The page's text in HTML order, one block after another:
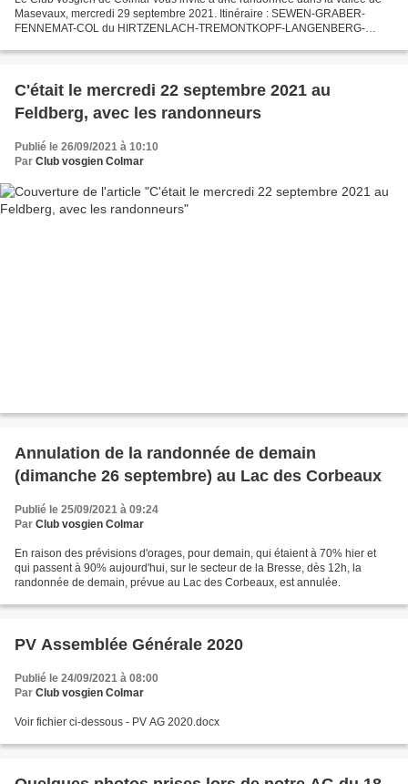
Masevaux, mercredi 29 septembre 2021. Itinéraire : SEWEN-GRABER-
FENNEMAT-COL du HIRTZENLACH-TREMONTKOPF-LANGENBERG-
marche...
C'était le mercredi 22 septembre 2021 au
Feldberg, avec les randonneurs
Publié le 26/09/2021 à 10:10
Par Club vosgien Colmar
Annulation de la randonnée de demain
(dimanche 26 septembre) au Lac des Corbeaux
Publié le 25/09/2021 à 09:24
Par Club vosgien Colmar
En raison des prévisions d'orages, pour demain, qui étaient à 70% hier et
qui passent à 90% aujourd'hui, sur le secteur de la Bresse, dès 12h, la
randonnée de demain, prévue au Lac des Corbeaux, est annulée.
PV Assemblée Générale 2020
Publié le 24/09/2021 à 08:00
Par Club vosgien Colmar
Voir fichier ci-dessous - PV AG 2020.docx